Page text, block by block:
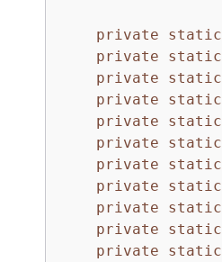
private static
private
static
private
static
private
static
private
static
private
static
private
static
private
static
private
static
private
static
private
static